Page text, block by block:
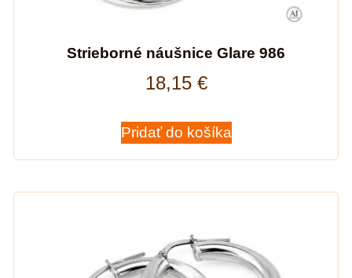
Strieborné náušnice Glare 986
18,15 €
Pridať do košíka